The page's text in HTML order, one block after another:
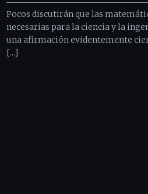
por
la
Cátedra…
Pocos discutirán que las
necesarias para la ciencia y la
una afirmación evidentemente
[…]